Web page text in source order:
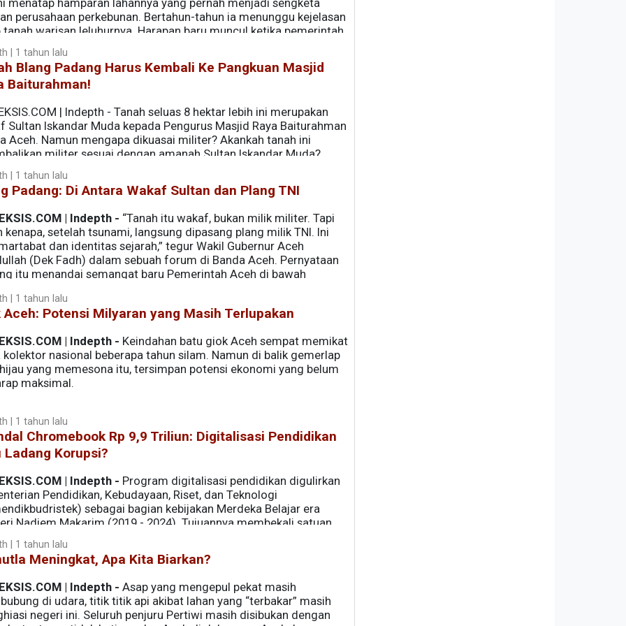
menatap hamparan lahannya yang pernah menjadi sengketa
perusahaan perkebunan. Bertahun-tahun ia menunggu kejelasan
tanah warisan leluhurnya. Harapan baru muncul ketika pemerintah
pertanahan di Aceh kepada pemerintah daerah.
| 1 tahun lalu
Blang Padang Harus Kembali Ke Pangkuan Masjid
Baiturahman!
| Indepth - Tanah seluas 8 hektar lebih ini merupakan
Sultan Iskandar Muda kepada Pengurus Masjid Raya Baiturahman
Aceh. Namun mengapa dikuasai militer? Akankah tanah ini
militer sesuai dengan amanah Sultan Iskandar Muda?
| 1 tahun lalu
Padang: Di Antara Wakaf Sultan dan Plang TNI
| Indepth - “Tanah itu wakaf, bukan milik militer. Tapi
kenapa, setelah tsunami, langsung dipasang plang milik TNI. Ini
dan identitas sejarah,” tegur Wakil Gubernur Aceh
(Dek Fadh) dalam sebuah forum di Banda Aceh. Pernyataan
itu menandai semangat baru Pemerintah Aceh di bawah
dan dirinya untuk mengembalikan Lapangan Blang
tanah wakaf Masjid Raya Baiturrahman.
| 1 tahun lalu
Aceh: Potensi Milyaran yang Masih Terlupakan
| Indepth - Keindahan batu giok Aceh sempat memikat
kolektor nasional beberapa tahun silam. Namun di balik gemerlap
yang memesona itu, tersimpan potensi ekonomi yang belum
maksimal.
| 1 tahun lalu
Chromebook Rp 9,9 Triliun: Digitalisasi Pendidikan
Ladang Korupsi?
| Indepth - Program digitalisasi pendidikan digulirkan
Pendidikan, Kebudayaan, Riset, dan Teknologi
sebagai bagian kebijakan Merdeka Belajar era
Nadiem Makarim (2019 - 2024). Tujuannya membekali satuan
dan Komunikasi (TIK) untuk mendukung pembelajaran
sekitar Rp 1,3 triliun untuk pembelian 190.000
bagi 12.000 sekolah.
| 1 tahun lalu
Meningkat, Apa Kita Biarkan?
| Indepth - Asap yang mengepul pekat masih
di udara, titik titik api akibat lahan yang “terbakar” masih
negeri ini. Seluruh penjuru Pertiwi masih disibukan dengan